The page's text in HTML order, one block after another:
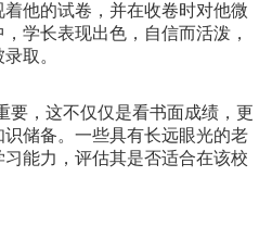
他的试卷，并在收卷时对他微
学长表现出色，自信而活泼，
取。
要，这不仅仅是看书面成绩，更
储备。一些具有长远眼光的老
能力，评估其是否适合在该校